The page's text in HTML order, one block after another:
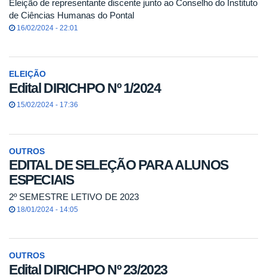
Eleição de representante discente junto ao Conselho do Instituto
de Ciências Humanas do Pontal
16/02/2024 - 22:01
ELEIÇÃO
Edital DIRICHPO Nº 1/2024
15/02/2024 - 17:36
OUTROS
EDITAL DE SELEÇÃO PARA ALUNOS
ESPECIAIS
2º SEMESTRE LETIVO DE 2023
18/01/2024 - 14:05
OUTROS
Edital DIRICHPO Nº 23/2023